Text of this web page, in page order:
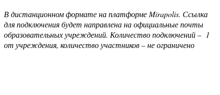
В дистанционном формате на платформе Mirapolis. Ссылка
для подключения будет направлена на официальные почты
образовательных учреждений. Количество подключений – 1
от учреждения, количество участников – не ограничено